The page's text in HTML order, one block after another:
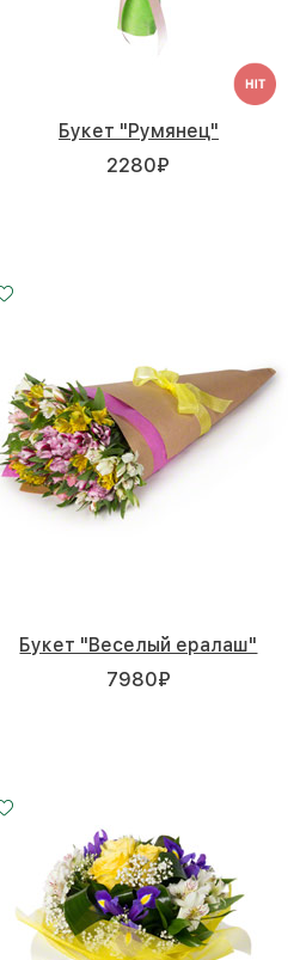
Букет "Румянец"
2280₽
18 - 50 см
Букет "Веселый ералаш"
7980₽